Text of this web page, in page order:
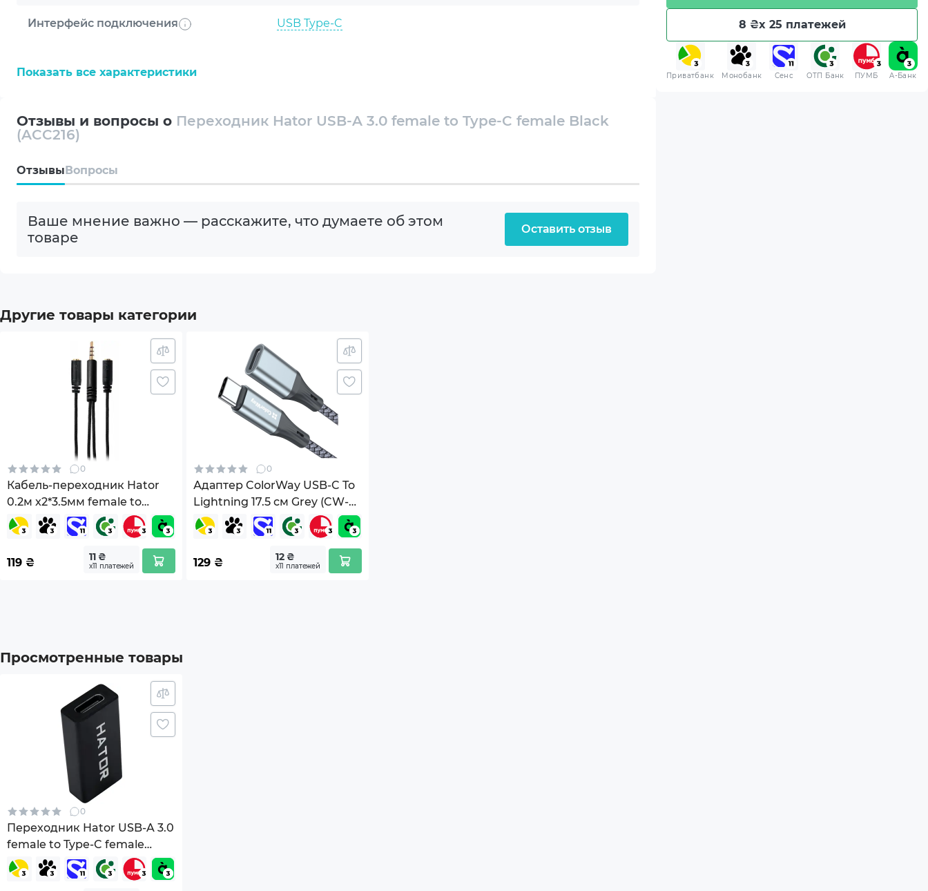
Интерфейс подключения USB Type-C
1 х USB 3.0
*Характеристики и комплектация товара могут изменяться изготовителем без уведомления.
Показать все характеристики
Отзывы и вопросы о Переходник Hator USB-A 3.0 female to Type-C female Black
(ACC216)
OтзывыВопросы
Ваше мнение важно — расскажите, что думаете об этом
товаре
Оставить отзыв
8 ₴x 25 платежей
Приватбанк Монобанк Сенс ОТП Банк ПУМБ A-Банк
Другие товары категории
0
Кабель-переходник Hator
0.2м x2*3.5мм female to
3.5mm male Black (ACC-214)
119 ₴ 11 ₴
х11 платежей
0
Адаптер ColorWay USB-C To
Lightning 17.5 см Grey (CW-
AD-CL)
129 ₴ 12 ₴
х11 платежей
Просмотренные товары
0
Переходник Hator USB-A 3.0
female to Type-C female
Black (ACC216)